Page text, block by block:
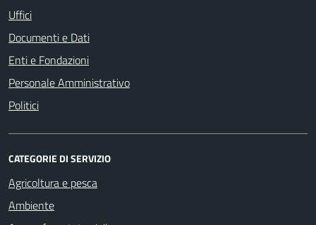
Uffici
Documenti e Dati
Enti e Fondazioni
Personale Amministrativo
Politici
CATEGORIE DI SERVIZIO
Agricoltura e pesca
Ambiente